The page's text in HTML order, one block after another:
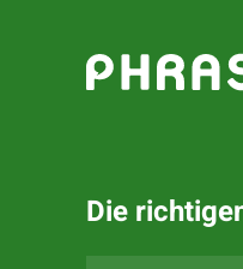
Zum Hauptinhalt
Die